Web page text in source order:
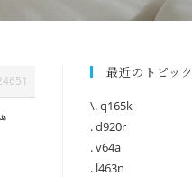
最近のトピック
\. q165k
. d920r
. v64a
. l463n